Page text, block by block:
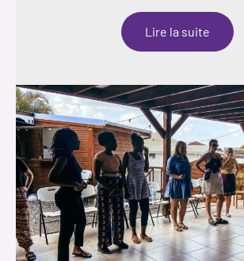
Lire la suite
Kreyol
Melting